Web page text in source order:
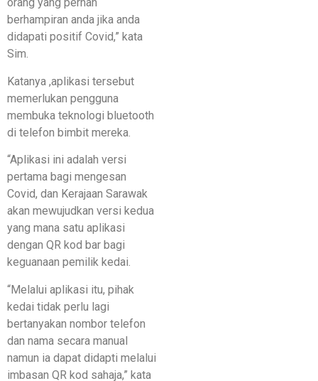
orang yang pernah
berhampiran anda jika anda
didapati positif Covid,” kata
Sim.
Katanya ,aplikasi tersebut
memerlukan pengguna
membuka teknologi bluetooth
di telefon bimbit mereka.
“Aplikasi ini adalah versi
pertama bagi mengesan
Covid, dan Kerajaan Sarawak
akan mewujudkan versi kedua
yang mana satu aplikasi
dengan QR kod bar bagi
keguanaan pemilik kedai.
“Melalui aplikasi itu, pihak
kedai tidak perlu lagi
bertanyakan nombor telefon
dan nama secara manual
namun ia dapat didapti melalui
imbasan QR kod sahaja,” kata